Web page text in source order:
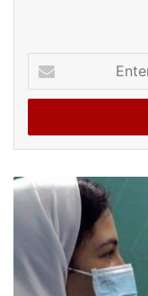
your
Email